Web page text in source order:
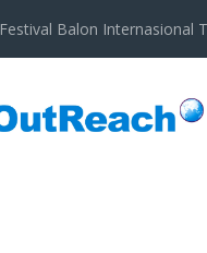
Festival Balon Internasional